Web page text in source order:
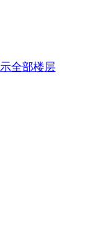
全部楼层